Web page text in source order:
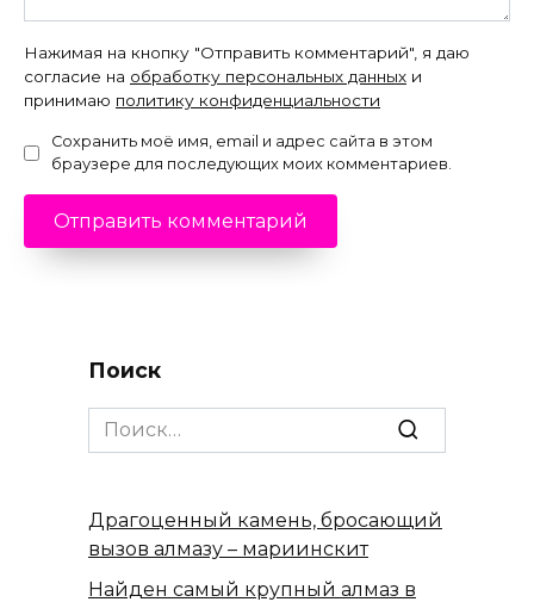
Нажимая на кнопку "Отправить комментарий", я даю
согласие на обработку персональных данных и
принимаю политику конфиденциальности
Сохранить моё имя, email и адрес сайта в этом
браузере для последующих моих комментариев.
Поиск
Search
for:
Драгоценный камень, бросающий
вызов алмазу – мариинскит
Найден самый крупный алмаз в